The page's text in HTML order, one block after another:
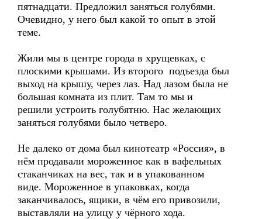
пятнадцати. Предложил заняться голубями.
Очевидно, у него был какой то опыт в этой
теме.
Жили мы в центре города в хрущевках, с
плоскими крышами. Из второго подъезда был
выход на крышу, через лаз. Над лазом была не
большая комната из плит. Там то мы и
решили устроить голубятню. Нас желающих
заняться голубями было четверо.
Не далеко от дома был кинотеатр «Россия», в
нём продавали мороженное как в вафельных
стаканчиках на вес, так и в упакованном
виде. Мороженное в упаковках, когда
заканчивалось, ящики, в чём его привозили,
выставляли на улицу у чёрного хода.